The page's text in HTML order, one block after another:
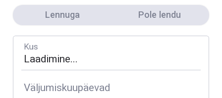
Lennuga Pole lendu
Kus
Väljumiskuupäevad